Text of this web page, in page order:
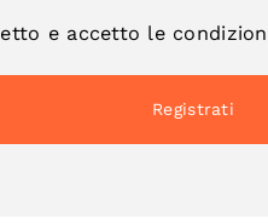
e accetto le